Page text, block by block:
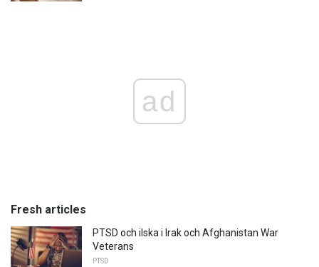
ad
Fresh articles
PTSD och ilska i Irak och Afghanistan War
Veterans
PTSD